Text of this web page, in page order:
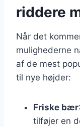
riddere
Når det
mulighederne
af de mest
til nye højder:
Friske bær
tilføjer en